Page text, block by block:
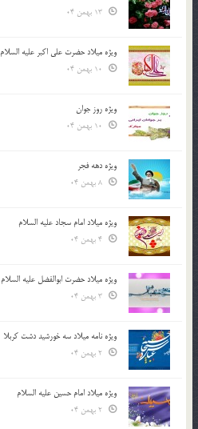
ویژه میلاد حضرت علی اکبر علیه السلام
ویژه روز جوان
ویژه دهه فجر
ویژه میلاد امام سجاد علیه السلام
ویژه میلاد حضرت ابوالفضل علیه السلام
ویژه نامه میلاد سه خورشید دشت کربلا
ویژه میلاد امام حسین علیه السلام